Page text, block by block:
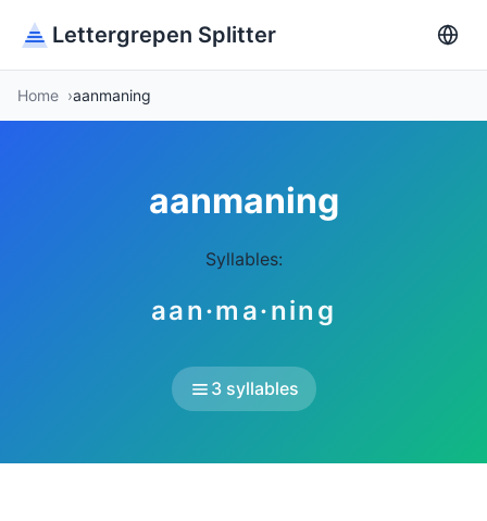
Lettergrepen Splitter
Home aanmaning
aanmaning
Syllables:
aan·ma·ning
3 syllables